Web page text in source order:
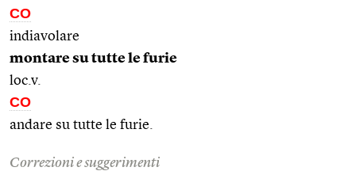
CO
indiavolare
montare su tutte le furie
loc.v.
CO
andare su tutte le furie.
Correzioni e suggerimenti